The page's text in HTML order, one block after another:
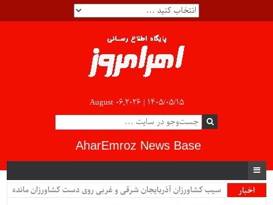
August 06,2026 | ۱۴۰۵/۰۵/۱۵
AharEmroz News Base
اخبار
سیب کشاورزان آذربایجان شرقی و غربی روی دست کشاورزان مانده